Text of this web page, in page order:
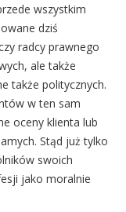
wszystkim
dziś
radcy prawnego
ale także
także politycznych.
w ten sam
oceny klienta lub
Stąd już tylko
swoich
jako moralnie